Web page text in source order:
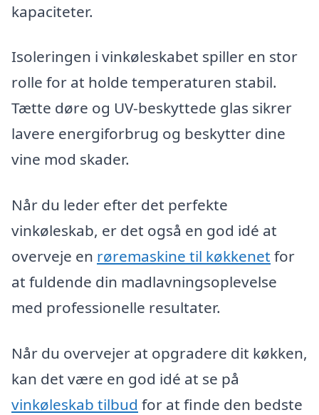
kapaciteter.
Isoleringen i vinkøleskabet spiller en stor
rolle for at holde temperaturen stabil.
Tætte døre og UV-beskyttede glas sikrer
lavere energiforbrug og beskytter dine
vine mod skader.
Når du leder efter det perfekte
vinkøleskab, er det også en god idé at
overveje en røremaskine til køkkenet for
at fuldende din madlavningsoplevelse
med professionelle resultater.
Når du overvejer at opgradere dit køkken,
kan det være en god idé at se på
vinkøleskab tilbud for at finde den bedste